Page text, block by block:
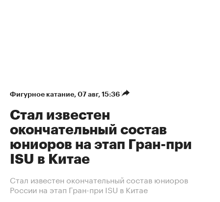
Фигурное катание 07 авг, 15:36
Стал известен
окончательный состав
юниоров на этап Гран-при
ISU в Китае
Стал известен окончательный состав юниоров
России на этап Гран-при ISU в Китае